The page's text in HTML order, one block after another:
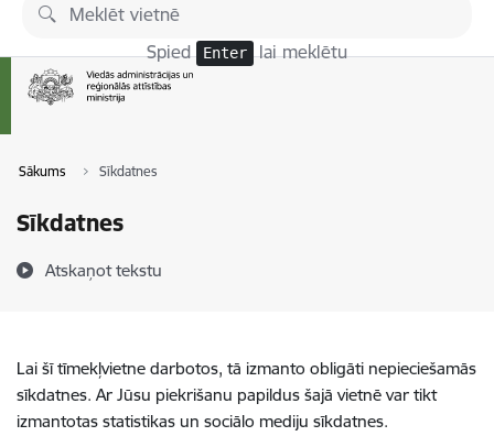
Pāriet uz lapas saturu
Spied Enter lai meklētu
Sākums Sīkdatnes
Sīkdatnes
Atskaņot tekstu
Lai šī tīmekļvietne darbotos, tā izmanto obligāti nepieciešamās
sīkdatnes. Ar Jūsu piekrišanu papildus šajā vietnē var tikt
izmantotas statistikas un sociālo mediju sīkdatnes.